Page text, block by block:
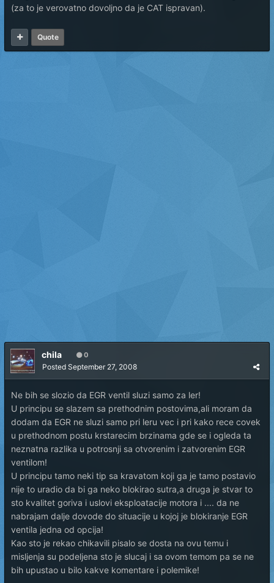
(za to je verovatno dovoljno da je CAT ispravan).
Quote
chila 0
Posted September 27, 2008
Ne bih se slozio da EGR ventil sluzi samo za ler!
U principu se slazem sa prethodnim postovima,ali moram da
dodam da EGR ne sluzi samo pri leru vec i pri kako rece covek
u prethodnom postu krstarecim brzinama gde se i ogleda ta
neznatna razlika u potrosnji sa otvorenim i zatvorenim EGR
ventilom!
U principu tamo neki tip sa kravatom koji ga je tamo postavio
nije to uradio da bi ga neko blokirao sutra,a druga je stvar to
sto kvalitet goriva i uslovi eksploatacije motora i .... da ne
nabrajam dalje dovode do situacije u kojoj je blokiranje EGR
ventila jedna od opcija!
Kao sto je rekao chikavili pisalo se dosta na ovu temu i
misljenja su podeljena sto je slucaj i sa ovom temom pa se ne
bih upustao u bilo kakve komentare i polemike!